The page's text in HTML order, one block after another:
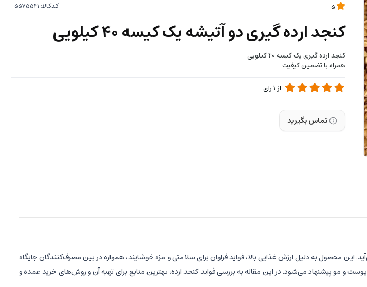
کدکالا:
کنجد ارده گیری دو آتیشه یک کیسه 40 کیلویی
کنجد ارده گیری یک کیسه 40 کیلویی
همراه با تضمین کیفیت
از1رای
تماس بگیرید
محصول به دلیل ارزش غذایی بالا، فواید فراوان برای سلامتی و مزه خوشایند، همواره در بین مصرف‌کنندگان جایگاه
پوست و مو پیشنهاد می‌شود. در این مقاله به بررسی فواید کنجد ارده، بهترین منابع برای تهیه آن و روش‌های خرید عمده و